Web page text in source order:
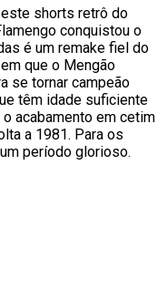
shorts retrô do
conquistou o
é um remake fiel do
que o Mengão
se tornar campeão
têm idade suficiente
acabamento em cetim
a 1981. Para os
período glorioso.